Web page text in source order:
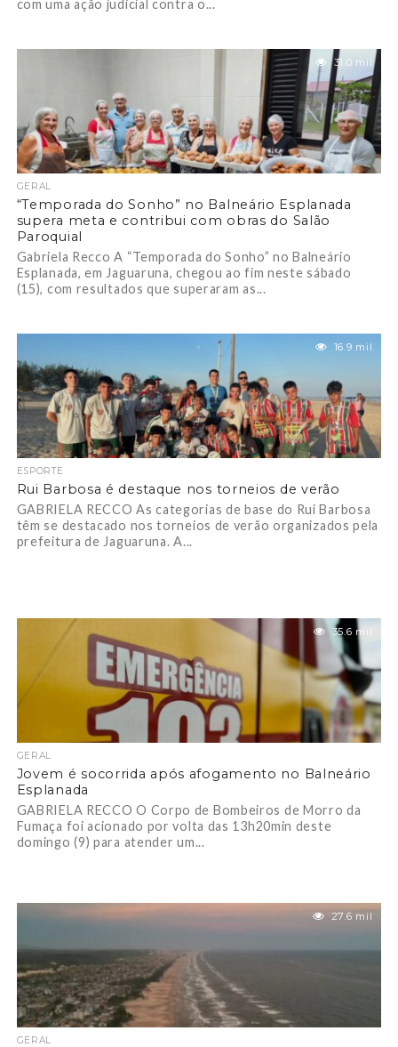
com uma ação judicial contra o...
31.0 mil
GERAL
“Temporada do Sonho” no Balneário Esplanada
supera meta e contribui com obras do Salão
Paroquial
Gabriela Recco A “Temporada do Sonho” no Balneário
Esplanada, em Jaguaruna, chegou ao fim neste sábado
(15), com resultados que superaram as...
16.9 mil
ESPORTE
Rui Barbosa é destaque nos torneios de verão
GABRIELA RECCO As categorias de base do Rui Barbosa
têm se destacado nos torneios de verão organizados pela
prefeitura de Jaguaruna. A...
35.6 mil
GERAL
Jovem é socorrida após afogamento no Balneário
Esplanada
GABRIELA RECCO O Corpo de Bombeiros de Morro da
Fumaça foi acionado por volta das 13h20min deste
domingo (9) para atender um...
27.6 mil
GERAL